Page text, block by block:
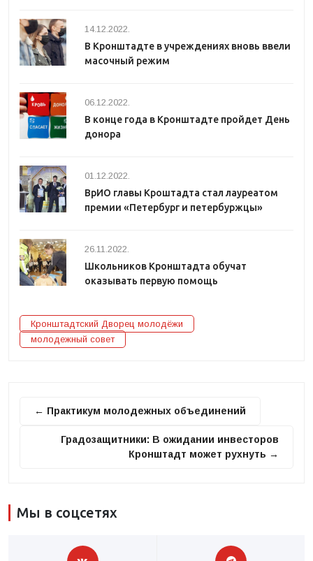
14.12.2022.
В Кронштадте в учреждениях вновь ввели
масочный режим
06.12.2022.
В конце года в Кронштадте пройдет День
донора
01.12.2022.
ВрИО главы Кроштадта стал лауреатом
премии «Петербург и петербуржцы»
26.11.2022.
Школьников Кронштадта обучат
оказывать первую помощь
Кронштадтский Дворец молодёжи
молодежный совет
← Практикум молодежных объединений
Градозащитники: В ожидании инвесторов
Кронштадт может рухнуть →
Мы в соцсетях